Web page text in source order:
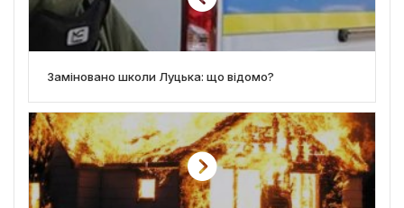
Заміновано школи Луцька: що відомо?